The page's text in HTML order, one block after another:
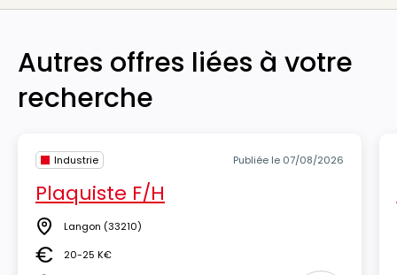
Autres offres liées à votre
recherche
Industrie Publiée le 07/08/2026
Plaquiste F/H
Lieu Langon (33210)
Salaire20-25 K€